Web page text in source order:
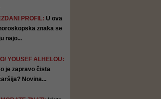
PROFIL: U ova
znaka se
najo...
YOUSEF ALHELOU:
je zapravo čista
Novina...